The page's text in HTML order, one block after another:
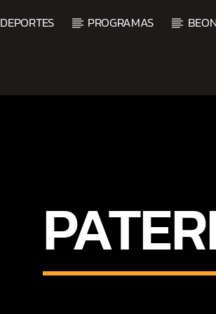
DEPORTES PROGRAMAS
5:00 PM